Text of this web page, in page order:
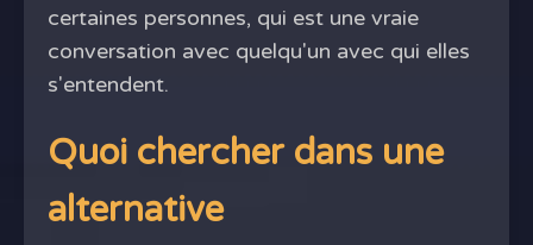
certaines personnes, qui est une vraie
conversation avec quelqu'un avec qui elles
s'entendent.
Quoi chercher dans une
alternative